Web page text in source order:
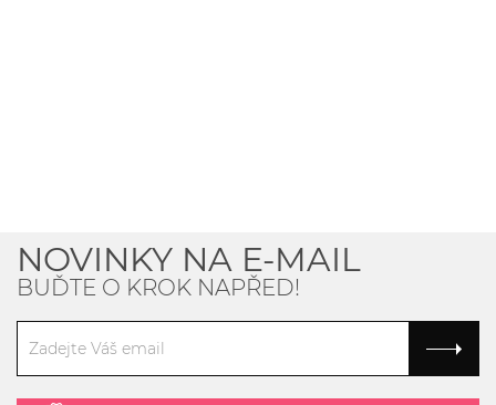
NOVINKY NA E-MAIL
BUĎTE O KROK NAPŘED!